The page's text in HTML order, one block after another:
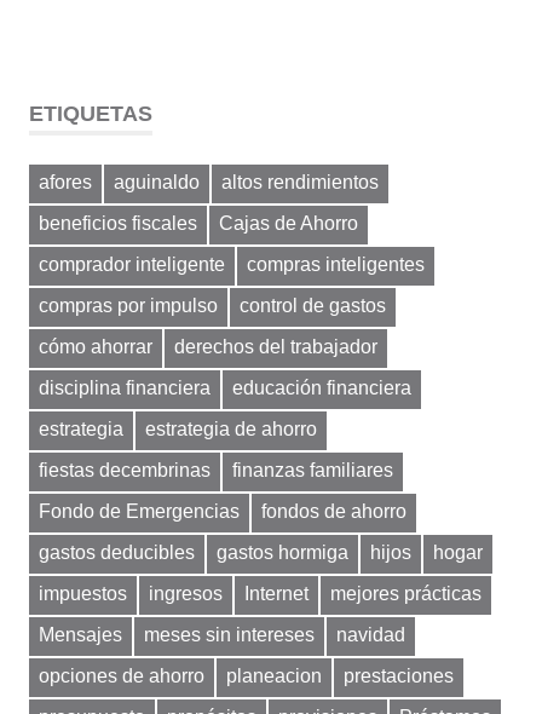
ETIQUETAS
afores aguinaldo
altos rendimientos
beneficios fiscales
Cajas de Ahorro
comprador inteligente
compras inteligentes
compras por impulso
control de gastos
cómo ahorrar
derechos del trabajador
disciplina financiera
educación financiera
estrategia
estrategia de ahorro
fiestas decembrinas
finanzas familiares
Fondo de Emergencias
fondos de ahorro
gastos deducibles
gastos hormiga hijos
hogar
impuestos
ingresos Internet
mejores prácticas
Mensajes
meses sin intereses
navidad
opciones de ahorro
planeacion
prestaciones